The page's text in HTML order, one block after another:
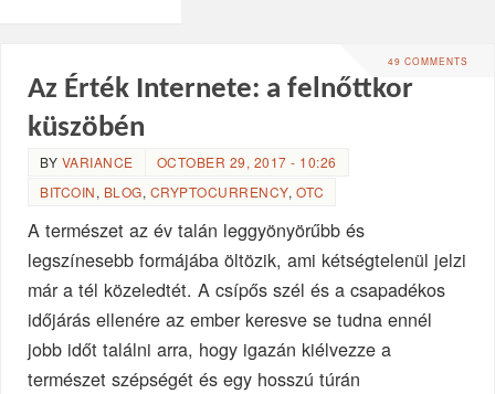
49 COMMENTS
Az Érték Internete: a felnőttkor
küszöbén
BY VARIANCE
OCTOBER 29, 2017 - 10:26
BITCOIN, BLOG, CRYPTOCURRENCY, OTC
A természet az év talán leggyönyörűbb és
legszínesebb formájába öltözik, ami kétségtelenül jelzi
már a tél közeledtét. A csípős szél és a csapadékos
időjárás ellenére az ember keresve se tudna ennél
jobb időt találni arra, hogy igazán kiélvezze a
természet szépségét és egy hosszú túrán